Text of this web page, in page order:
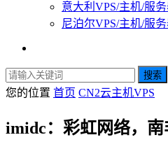
意大利VPS/主机/服
尼泊尔VPS/主机/服
搜索
您的位置 首页 CN2云主机VPS
imidc：彩虹网络，